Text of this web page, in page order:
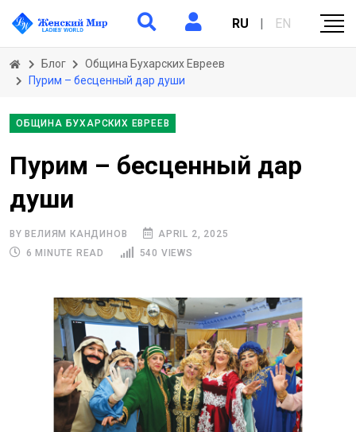
RU | EN
Блог
Община Бухарских Евреев
Пурим – бесценный дар души
ОБЩИНА БУХАРСКИХ ЕВРЕЕВ
Пурим – бесценный дар
души
BY ВЕЛИЯМ КАНДИНОВ
APRIL 2, 2025
6 MINUTE READ
540 VIEWS